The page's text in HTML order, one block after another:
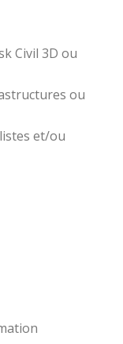
Civil 3D ou
ou
et/ou